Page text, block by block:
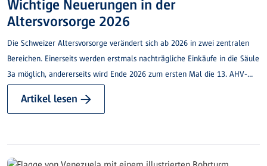
Wichtige Neuerungen in der
Altersvorsorge 2026
Die Schweizer Altersvorsorge verändert sich ab 2026 in zwei zentralen
Bereichen. Einerseits werden erstmals nachträgliche Einkäufe in die Säule
3a möglich, andererseits wird Ende 2026 zum ersten Mal die 13. AHV-
Überblick.
Artikel lesen →